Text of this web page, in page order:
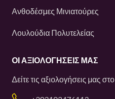
Ανθοδέσμες Μινιατούρες
Λουλούδια Πολυτελείας
ΟΙ ΑΞΙΟΛΟΓΉΣΕΙΣ ΜΑΣ
Δείτε τις αξιολογήσεις μας στο